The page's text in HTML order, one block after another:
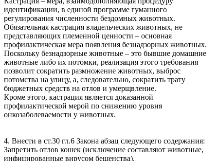
идентификации, в единой программе гуманного
регулирования численности бездомных животных.
Обязательная кастрация владельческих животных, не
представляющих племенной ценности – основная
профилактическая мера появления безнадзорных животных.
Поскольку безнадзорные животные – это бывшие домашние
животные либо их потомки, реализация этого требования
позволит сократить размножение животных, выброс
потомства на улицу, а, следовательно, сократить трату
бюджетных средств на отлов и умерщвление.
Кроме этого, кастрация является доказанной
профилактической мерой по снижению уровня
онкозаболеваемости у животных.
4. Внести в ст.30 гл.6 Закона абзац следующего содержания:
Запретить отлов кошек (исключение составляют животные,
инфицированные вирусом бешенства).